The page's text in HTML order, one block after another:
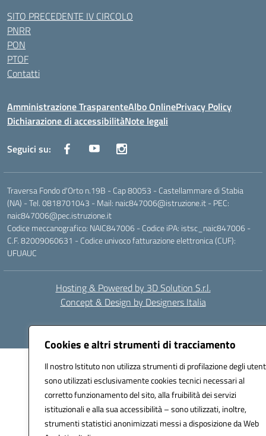
Cookies e altri strumenti di tracciamento
Il nostro Istituto non utilizza strumenti di profilazione degli
sono utilizzati esclusivamente cookies tecnici necessari al
corretto funzionamento del sito, alla fruibilità dei servizi
istituzionali e alla sua accessibilità – sono utilizzati, inoltre,
strumenti statistici anonimizzati messi a disposizione da Web
SITO PRECEDENTE IV CIRCOLO
PNRR
PON
PTOF
Contatti
Amministrazione TrasparenteAlbo OnlinePrivacy Policy
Dichiarazione di accessibilitàNote legali
Seguici su:
Traversa Fondo d'Orto n.19B - Cap 80053 - Castellammare di Stabia
(NA) - Tel. 0818701043 - Mail: naic847006@istruzione.it - PEC:
naic847006@pec.istruzione.it
Codice meccanografico: NAIC847006 - Codice iPA: istsc_naic847006 -
C.F. 82009060631 - Codice univoco fatturazione elettronica (CUF):
UFUAUC
Hosting & Powered by 3D Solution S.r.l.
Concept & Design by Designers Italia